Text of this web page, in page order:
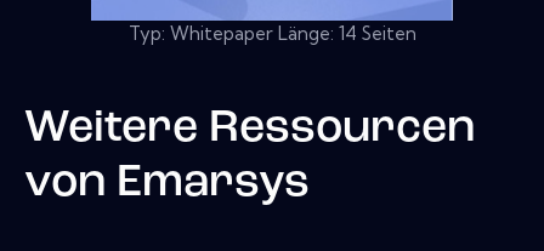
Typ: Whitepaper Länge: 14 Seiten
Weitere Ressourcen
von Emarsys